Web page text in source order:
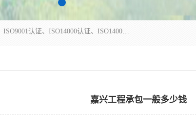
杭州贝安企业管理有限公司主营：ISO9000、ISO9000认证、ISO9001认证、ISO14000认证、ISO14001认证等系列企业认证服务。
嘉兴工程承包一般多少钱